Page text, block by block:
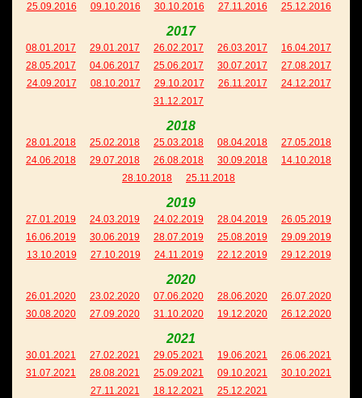
25.09.2016
09.10.2016 30.10.2016 27.11.2016 25.12.2016
2017
08.01.2017 29.01.2017 26.02.2017 26.03.2017
16.04.2017
28.05.2017
04.06.2017 25.06.2017 30.07.2017
27.08.2017
24.09.2017
08.10.2017 29.10.2017 26.11.2017
24.12.2017
31.12.2017
2018
28.01.2018 25.02.2018 25.03.2018 08.04.2018
27.05.2018
24.06.2018
29.07.2018 26.08.2018 30.09.2018
14.10.2018
28.10.2018
25.11.2018
2019
27.01.2019 24.03.2019 24.02.2019 28.04.2019
26.05.2019
16.06.2019
30.06.2019 28.07.2019 25.08.2019
29.09.2019
13.10.2019
27.10.2019 24.11.2019 22.12.2019 29.12.2019
2020
26.01.2020 23.02.2020 07.06.2020 28.06.2020
26.07.2020
30.08.2020
27.09.2020 31.10.2020 19.12.2020 26.12.2020
2021
30.01.2021 27.02.2021 29.05.2021 19.06.2021
26.06.2021
31.07.2021
28.08.2021 25.09.2021 09.10.2021
30.10.2021
27.11.2021
18.12.2021 25.12.2021